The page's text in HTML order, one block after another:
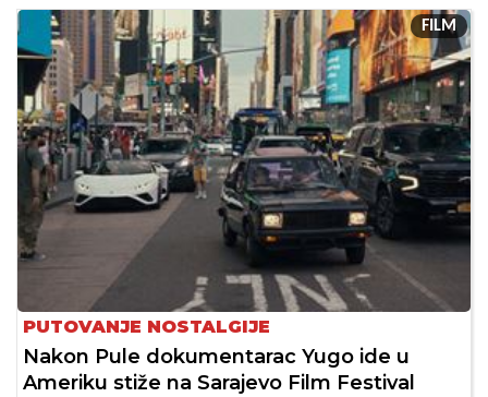
FILM
PUTOVANJE NOSTALGIJE
Nakon Pule dokumentarac Yugo ide u
Ameriku stiže na Sarajevo Film Festival